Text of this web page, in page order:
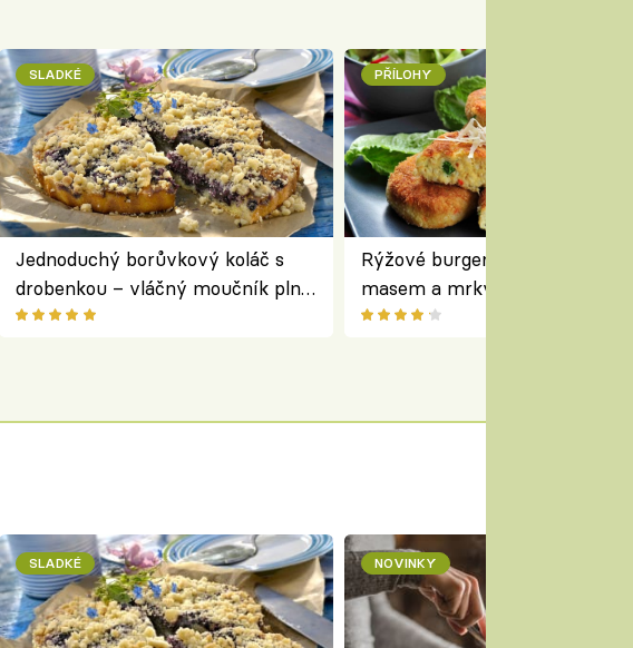
SLADKÉ
Jednoduchý borůvkový koláč s
drobenkou – vláčný moučník plný
ovoce
PŘÍLOHY
Rýžové burgery s kuřecím
masem a mrkví podávané se
salátem – lehká a chutná
SLADKÉ NOVINKY